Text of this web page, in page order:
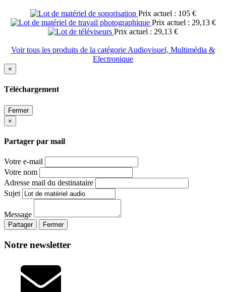
Prix actuel : 105 €
Prix actuel : 29,13 €
Prix actuel : 29,13 €
Voir tous les produits de la catégorie Audiovisuel, Multimédia &
Electronique
×
Téléchargement
Fermer
×
Partager par mail
Votre e-mail
Votre nom
Adresse mail du destinataire
Sujet
Message
Partager Fermer
Notre newsletter